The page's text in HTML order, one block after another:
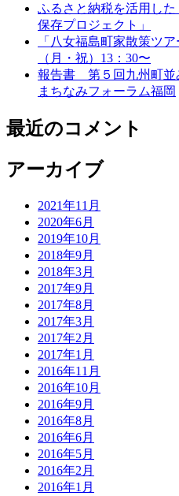
ふるさと納税を活用し
保存プロジェクト」
「八女福島町家散策ツ
（月・祝）13：30〜
報告書 第５回九州町並
まちなみフォーラム福岡
最近のコメント
アーカイブ
2021年11月
2020年6月
2019年10月
2018年9月
2018年3月
2017年9月
2017年8月
2017年3月
2017年2月
2017年1月
2016年11月
2016年10月
2016年9月
2016年8月
2016年6月
2016年5月
2016年2月
2016年1月